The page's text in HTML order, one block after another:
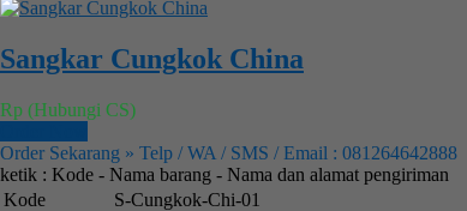
Sangkar Cungkok China
Rp (Hubungi CS)
Order Sekarang » Telp / WA / SMS / Email : 081264642888
ketik : Kode - Nama barang - Nama dan alamat pengiriman
Kode
S-Cungkok-Chi-01